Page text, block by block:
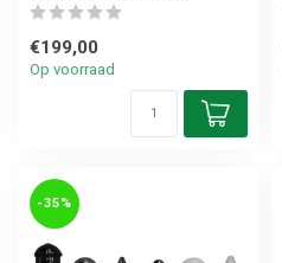
€199,00
Op voorraad
-35%